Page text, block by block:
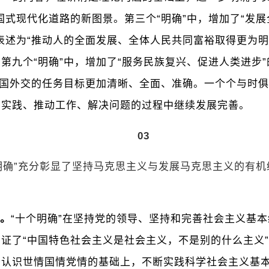
现代化道路的新图景。第三个“明确”中，增加了“发
为“推动人的全面发展、全体人民共同富裕取得更为
九个“明确”中，增加了“服务民族复兴、促进人类进
外交的任务目标更加清晰、全面、准确。一个个与时
践、推动工作、解决问题的过程中继续发展完善。
03
”充分彰显了坚持马克思主义与发展马克思主义的有
“十个明确”在坚持党的领导、坚持和完善社会主义基
了“中国特色社会主义是社会主义，不是别的什么主
识世情国情党情的基础上，不断实践科学社会主义基